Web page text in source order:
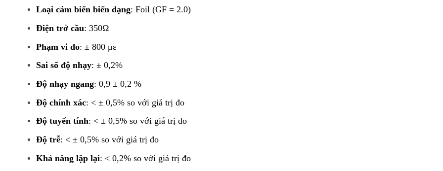
Loại cảm biến biến dạng: Foil (GF = 2.0)
Điện trở cầu: 350Ω
Phạm vi đo: ± 800 με
Sai số độ nhạy: ± 0,2%
Độ nhạy ngang: 0,9 ± 0,2 %
Độ chính xác: < ± 0,5% so với giá trị đo
Độ tuyến tính: < ± 0,5% so với giá trị đo
Độ trễ: < ± 0,5% so với giá trị đo
Khả năng lặp lại: < 0,2% so với giá trị đo